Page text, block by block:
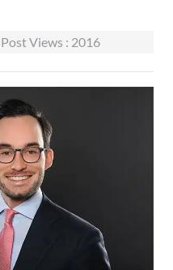
Post Views : 2016